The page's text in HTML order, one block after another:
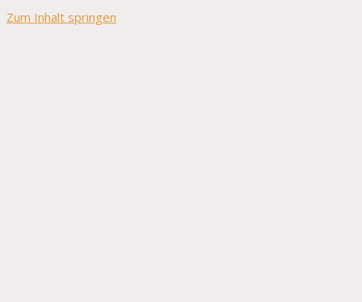
Zum Inhalt springen